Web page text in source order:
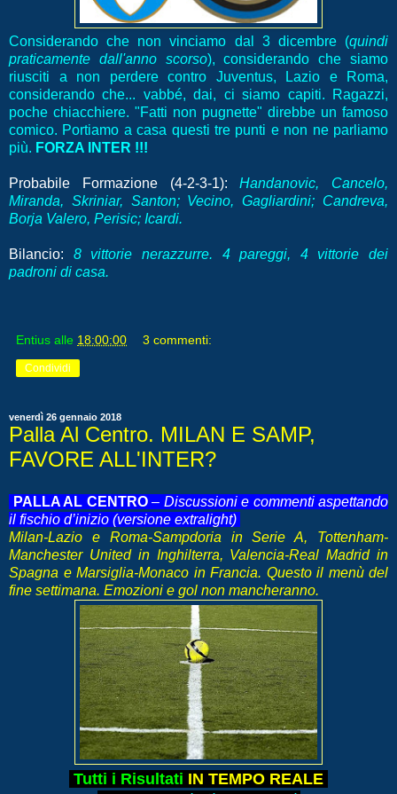
Considerando che non vinciamo dal 3 dicembre (quindi
praticamente dall'anno scorso), considerando che siamo
riusciti a non perdere contro Juventus, Lazio e Roma,
considerando che... vabbé, dai, ci siamo capiti. Ragazzi,
poche chiacchiere. "Fatti non pugnette" direbbe un famoso
comico. Portiamo a casa questi tre punti e non ne parliamo
più. FORZA INTER !!!
Probabile Formazione (4-2-3-1):Handanovic, Cancelo,
Miranda, Skriniar, Santon; Vecino, Gagliardini; Candreva,
Borja Valero, Perisic; Icardi.
Bilancio: 8 vittorie nerazzurre. 4 pareggi, 4 vittorie dei
padroni di casa.
Entius alle 18:00:00 3 commenti:
Condividi
venerdì 26 gennaio 2018
Palla Al Centro. MILAN E SAMP,
FAVORE ALL'INTER?
PALLA AL CENTRO– Discussioni e commenti aspettando
il fischio d’inizio (versione extralight)
Milan-Lazio e Roma-Sampdoria in Serie A, Tottenham-
Manchester United in Inghilterra, Valencia-Real Madrid in
Spagna e Marsiglia-Monaco in Francia. Questo il menù del
fine settimana. Emozioni e gol non mancheranno.
Tutti i Risultati IN TEMPO REALE